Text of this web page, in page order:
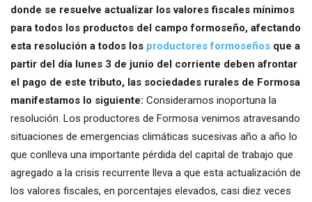
donde se resuelve actualizar los valores fiscales mínimos
para todos los productos del campo formoseño, afectando
esta resolución a todos los productores formoseños que a
partir del día lunes 3 de junio del corriente deben afrontar
el pago de este tributo, las sociedades rurales de Formosa
manifestamos lo siguiente: Consideramos inoportuna la
resolución. Los productores de Formosa venimos atravesando
situaciones de emergencias climáticas sucesivas año a año lo
que conlleva una importante pérdida del capital de trabajo que
agregado a la crisis recurrente lleva a que esta actualización de
los valores fiscales, en porcentajes elevados, casi diez veces